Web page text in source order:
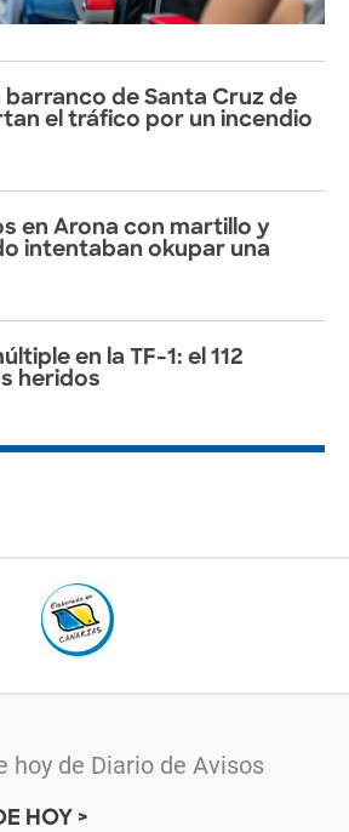
barranco de Santa Cruz de
el tráfico por un incendio
en Arona con martillo y
intentaban okupar una
en la TF-1: el 112
heridos
HOY >